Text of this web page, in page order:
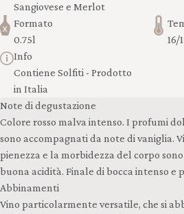
Sangiovese e Merlot
Formato
0.75l
16/
Info
Contiene Solfiti - Prodotto
in Italia
Note di degustazione
Colore rosso malva intenso. I profumi
sono accompagnati da note di vaniglia.
pienezza e la morbidezza del corpo
buona acidità. Finale di bocca intenso e
Abbinamenti
Vino particolarmente versatile, che si